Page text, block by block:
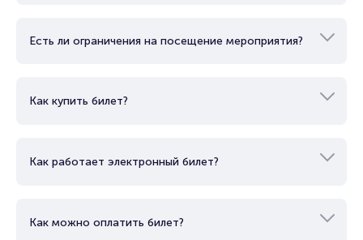
Есть ли ограничения на посещение мероприятия?
Как купить билет?
Как работает электронный билет?
Как можно оплатить билет?